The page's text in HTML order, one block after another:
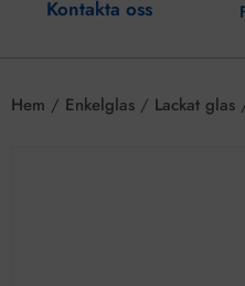
Kontakta oss
Hem / Enkelglas / Lackat glas